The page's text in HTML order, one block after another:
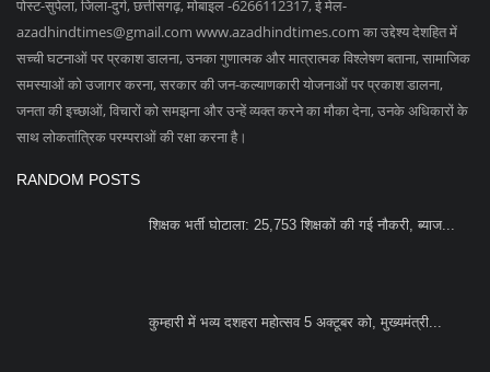
पोस्ट-सुपेला, जिला-दुर्ग, छत्तीसगढ़, मोबाइल -6266112317, ई मेल-
azadhindtimes@gmail.com www.azadhindtimes.com का उद्देश्य देशहित में
सच्ची घटनाओं पर प्रकाश डालना, उनका गुणात्मक और मात्रात्मक विश्लेषण बताना, सामाजिक
समस्याओं को उजागर करना, सरकार की जन-कल्याणकारी योजनाओं पर प्रकाश डालना,
जनता की इच्छाओं, विचारों को समझना और उन्हें व्यक्त करने का मौका देना, उनके अधिकारों के
साथ लोकतांत्रिक परम्पराओं की रक्षा करना है।
RANDOM POSTS
शिक्षक भर्ती घोटाला: 25,753 शिक्षकों की गई नौकरी, ब्याज...
कुम्हारी में भव्य दशहरा महोत्सव 5 अक्टूबर को, मुख्यमंत्री...